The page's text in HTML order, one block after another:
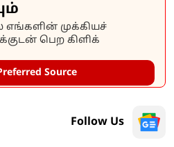
எங்களின் முக்கியச்
பெற கிளிக்
Source
Follow Us